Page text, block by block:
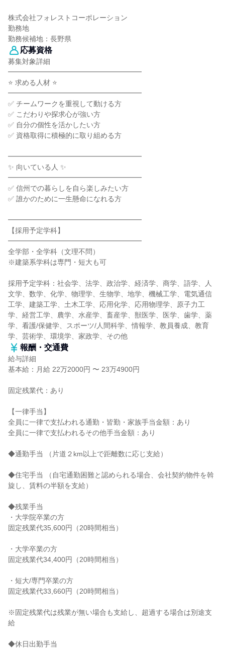
株式会社フォレストコーポレーション
勤務地
勤務候補地：長野県
応募資格
募集対象詳細
━━━━━━━━━━━━━━━━━━━
⭐ 求める人材 ⭐
━━━━━━━━━━━━━━━━━━━
✅ チームワークを重視して動ける方
✅ こだわりや探求心が強い方
✅ 自分の個性を活かしたい方
✅ 資格取得に積極的に取り組める方
━━━━━━━━━━━━━━━━━━━
✨ 向いている人 ✨
━━━━━━━━━━━━━━━━━━━
✅ 信州での暮らしを自ら楽しみたい方
✅ 誰かのために一生懸命になれる方
━━━━━━━━━━━━━━━━━━━
【採用予定学科】
━━━━━━━━━━━━━━━━━━━
全学部・全学科（文理不問）
※建築系学科は専門・短大も可
採用予定学科：社会学、法学、政治学、経済学、商学、語学、人
文学、数学、化学、物理学、生物学、地学、機械工学、電気通信
工学、建築工学、土木工学、応用化学、応用物理学、原子力工
学、経営工学、農学、水産学、畜産学、獣医学、医学、歯学、薬
学、看護/保健学、スポーツ/人間科学、情報学、教員養成、教育
学、芸術学、環境学、家政学、その他
報酬・交通費
給与詳細
基本給：月給 22万2000円 〜 23万4900円
固定残業代：あり
【一律手当】
全員に一律で支払われる通勤・皆勤・家族手当金額：あり
全員に一律で支払われるその他手当金額：あり
◆通勤手当 （片道２km以上で距離数に応じ支給）
◆住宅手当 （自宅通勤困難と認められる場合、会社契約物件を斡
旋し、賃料の半額を支給）
◆残業手当
・大学院卒業の方
固定残業代35,600円（20時間相当）
・大学卒業の方
固定残業代34,400円（20時間相当）
・短大/専門卒業の方
固定残業代33,660円（20時間相当）
※固定残業代は残業が無い場合も支給し、超過する場合は別途支
給
◆休日出勤手当